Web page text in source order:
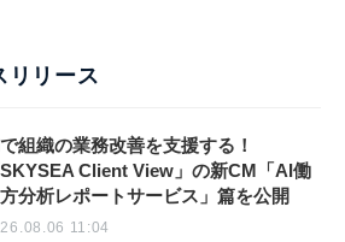
リリース
組織の業務改善を支援する！
SKYSEA Client View」の新CM「AI働
分析レポートサービス」篇を公開
11:04